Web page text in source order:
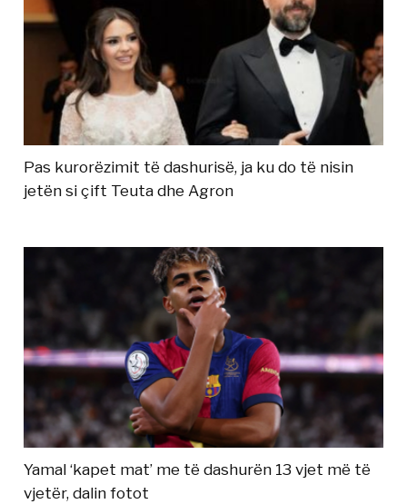
Pas kurorëzimit të dashurisë, ja ku do të nisin
jetën si çift Teuta dhe Agron
Yamal ‘kapet mat’ me të dashurën 13 vjet më të
vjetër, dalin fotot